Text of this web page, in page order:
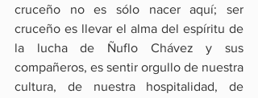
cruceño no es sólo nacer aquí; ser
cruceño es llevar el alma del espíritu de
la lucha de Ñuflo Chávez y sus
compañeros, es sentir orgullo de nuestra
cultura, de nuestra hospitalidad, de